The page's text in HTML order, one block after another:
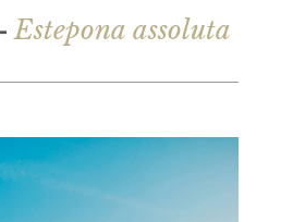
Estepona assoluta